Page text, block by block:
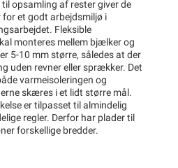
opsamling af rester giver de
et godt arbejdsmiljø i
Fleksible
monteres mellem bjælker og
5-10 mm større, således at der
uden revner eller sprækker. Det
varmeisoleringen og
skæres i et lidt større mål.
er tilpasset til almindelig
regler. Derfor har plader til
forskellige bredder.